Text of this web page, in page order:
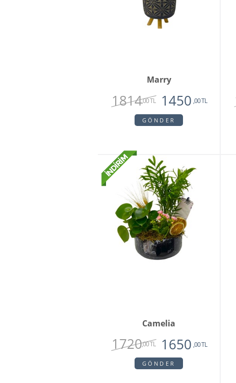
Marry
1814,00 TL 1450 ,00 TL
GÖNDER
Camelia
1720,00 TL 1650 ,00 TL
GÖNDER